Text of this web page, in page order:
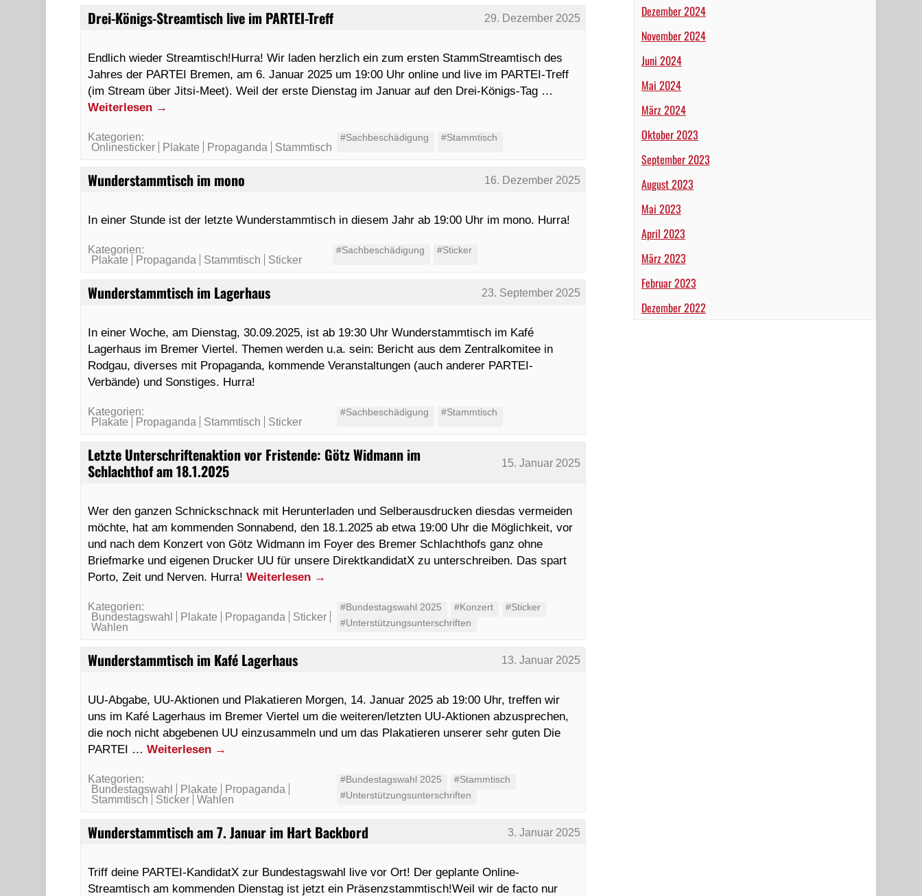
Dezember 2024
November 2024
Juni 2024
Mai 2024
März 2024
Oktober 2023
September 2023
August 2023
Mai 2023
April 2023
März 2023
Februar 2023
Dezember 2022
Drei-Königs-Streamtisch live im PARTEI-Treff 29. Dezember 2025
Endlich wieder Streamtisch!Hurra! Wir laden herzlich ein zum ersten StammStreamtisch des
Jahres der PARTEI Bremen, am 6. Januar 2025 um 19:00 Uhr online und live im PARTEI-Treff
(im Stream über Jitsi-Meet). Weil der erste Dienstag im Januar auf den Drei-Königs-Tag …
Weiterlesen →
Kategorien:
Onlinesticker
Plakate Propaganda Stammtisch
#Sachbeschädigung #Stammtisch
Wunderstammtisch im mono 16. Dezember 2025
In einer Stunde ist der letzte Wunderstammtisch in diesem Jahr ab 19:00 Uhr im mono. Hurra!
Kategorien:
Plakate
Propaganda Stammtisch Sticker
#Sachbeschädigung #Sticker
Wunderstammtisch im Lagerhaus 23. September 2025
In einer Woche, am Dienstag, 30.09.2025, ist ab 19:30 Uhr Wunderstammtisch im Kafé
Lagerhaus im Bremer Viertel. Themen werden u.a. sein: Bericht aus dem Zentralkomitee in
Rodgau, diverses mit Propaganda, kommende Veranstaltungen (auch anderer PARTEI-
Verbände) und Sonstiges. Hurra!
Kategorien:
Plakate
Propaganda Stammtisch Sticker
#Sachbeschädigung #Stammtisch
Letzte Unterschriftenaktion vor Fristende: Götz Widmann im
Schlachthof am 18.1.2025
15. Januar 2025
Wer den ganzen Schnickschnack mit Herunterladen und Selberausdrucken diesdas vermeiden
möchte, hat am kommenden Sonnabend, den 18.1.2025 ab etwa 19:00 Uhr die Möglichkeit, vor
und nach dem Konzert von Götz Widmann im Foyer des Bremer Schlachthofs ganz ohne
Briefmarke und eigenen Drucker UU für unsere DirektkandidatX zu unterschreiben. Das spart
Porto, Zeit und Nerven. Hurra!Weiterlesen →
Kategorien:
Bundestagswahl
Plakate Propaganda
Sticker
Wahlen
#Bundestagswahl 2025 #Konzert
#Sticker
#Unterstützungsunterschriften
Wunderstammtisch im Kafé Lagerhaus 13. Januar 2025
UU-Abgabe, UU-Aktionen und Plakatieren Morgen, 14. Januar 2025 ab 19:00 Uhr, treffen wir
uns im Kafé Lagerhaus im Bremer Viertel um die weiteren/letzten UU-Aktionen abzusprechen,
die noch nicht abgebenen UU einzusammeln und um das Plakatieren unserer sehr guten Die
PARTEI …Weiterlesen →
Kategorien:
Bundestagswahl
Plakate
Propaganda
Stammtisch
Sticker Wahlen
#Bundestagswahl 2025
#Stammtisch
#Unterstützungsunterschriften
Wunderstammtisch am 7. Januar im Hart Backbord 3. Januar 2025
Triff deine PARTEI-KandidatX zur Bundestagswahl live vor Ort! Der geplante Online-
Streamtisch am kommenden Dienstag ist jetzt ein Präsenzstammtisch!Weil wir de facto nur